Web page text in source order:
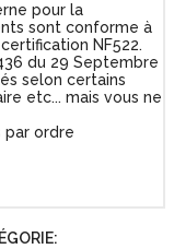
pour la
sont conforme à
NF522.
du 29 Septembre
selon certains
etc... mais vous ne
par ordre